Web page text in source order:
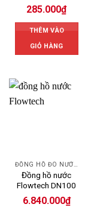
285.000₫
THÊM VÀO
GIỎ HÀNG
Đồng hồ nước
Flowtech DN100
6.840.000₫